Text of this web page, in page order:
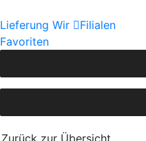
Lieferung Wir
Filialen
Favoriten
Zurück zur Übersicht